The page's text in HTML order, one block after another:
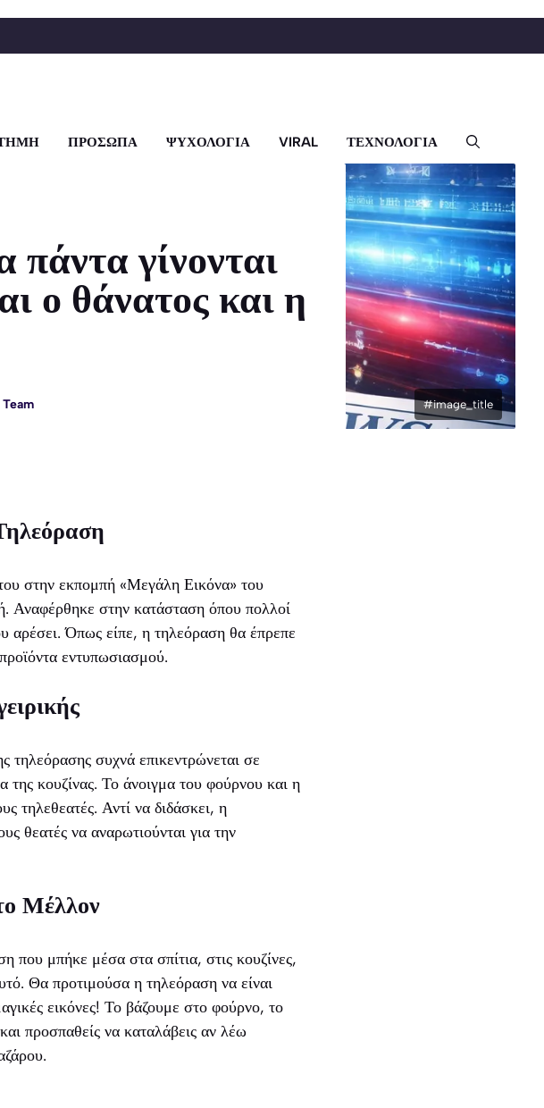
ΠΡΟΣΩΠΑ ΨΥΧΟΛΟΓΙΑ VIRAL ΤΕΧΝΟΛΟΓΙΑ
#image_title
γίνονται
ο θάνατος και η
στην εκπομπή «Μεγάλη Εικόνα» του
Αναφέρθηκε στην κατάσταση όπου πολλοί
αρέσει. Όπως είπε, η τηλεόραση θα έπρεπε
εντυπωσιασμού.
συχνά επικεντρώνεται σε
της κουζίνας. Το άνοιγμα του φούρνου και η
τηλεθεατές. Αντί να διδάσκει, η
θεατές να αναρωτιούνται για την
Μέλλον
που μπήκε μέσα στα σπίτια, στις κουζίνες,
Θα προτιμούσα η τηλεόραση να είναι
εικόνες! Το βάζουμε στο φούρνο, το
προσπαθείς να καταλάβεις αν λέω